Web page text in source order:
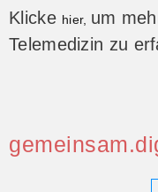
Klicke hier, um
Telemedizin zu